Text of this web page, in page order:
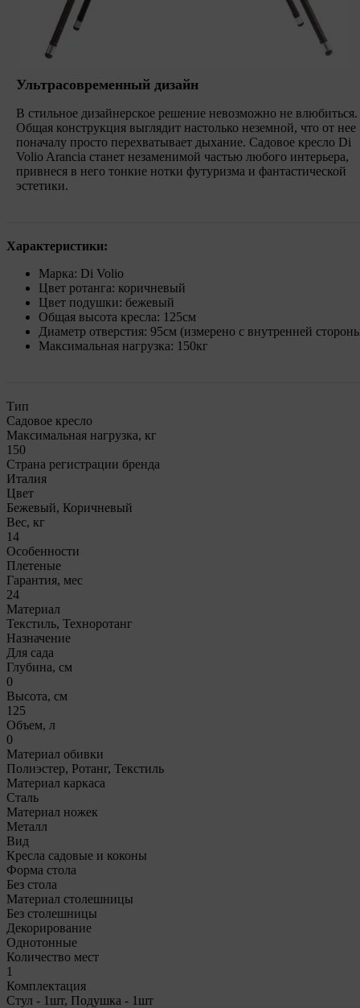
Ультрасовременный дизайн
В стильное дизайнерское решение невозможно не влюбиться.
Общая конструкция выглядит настолько неземной, что от нее
поначалу просто перехватывает дыхание. Садовое кресло Di
Volio Arancia станет незаменимой частью любого интерьера,
привнеся в него тонкие нотки футуризма и фантастической
эстетики.
Характеристики:
Марка: Di Volio
Цвет ротанга: коричневый
Цвет подушки: бежевый
Общая высота кресла: 125см
Диаметр отверстия: 95см (измерено с внутренней
Максимальная нагрузка: 150кг
Тип
Садовое кресло
Максимальная нагрузка, кг
150
Страна регистрации бренда
Италия
Цвет
Бежевый, Коричневый
Вес, кг
14
Особенности
Плетеные
Гарантия, мес
24
Материал
Текстиль, Техноротанг
Назначение
Для сада
Глубина, см
0
Высота, см
125
Объем, л
0
Материал обивки
Полиэстер, Ротанг, Текстиль
Материал каркаса
Сталь
Материал ножек
Металл
Вид
Кресла садовые и коконы
Форма стола
Без стола
Материал столешницы
Без столешницы
Декорирование
Однотонные
Количество мест
1
Комплектация
Стул - 1шт, Подушка - 1шт